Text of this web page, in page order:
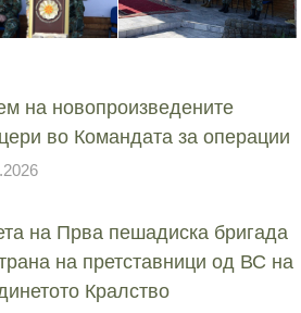
на новопроизведените
во Командата за операции
на Прва пешадиска бригада
на претставници од ВС на
Кралство